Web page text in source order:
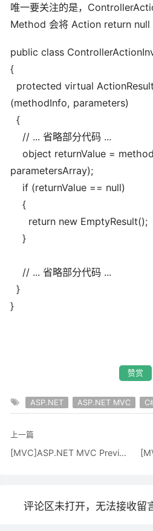
唯一要关注的是，
Method 会将 Action return null
public class
{
protected virtual
(methodInfo, parameters)
{
// ... 省略部分代码 ...
object returnValue =
parametersArray);
if (returnValue == null)
{
return new EmptyResult();
}
// ... 省略部分代码 ...
}
}
赞赏
ASP.NET ASP.NET MVC
上一篇
[MVC]ASP.NET MVC Preview 3 流程分析 - 2.Controller
评论区未打开，无法接收留